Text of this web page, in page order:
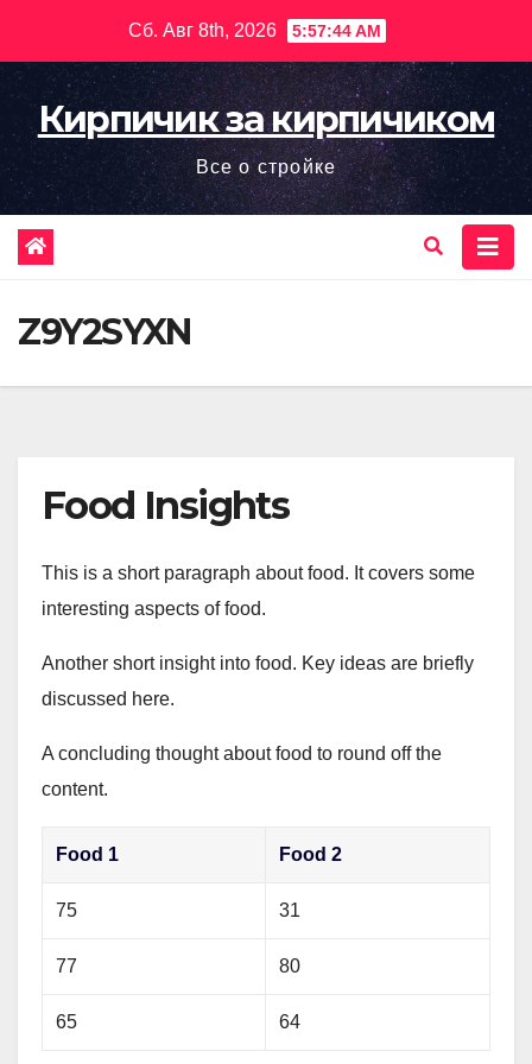
содержимому
Сб. Авг 8th, 2026 5:57:46 AM
Кирпичик за кирпичиком
Все о стройке
Z9Y2SYXN
Food Insights
This is a short paragraph about food. It covers some
interesting aspects of food.
Another short insight into food. Key ideas are briefly
discussed here.
A concluding thought about food to round off the
content.
Food 1 Food 2
75 31
77 80
65 64